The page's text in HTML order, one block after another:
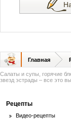
Главная
Салаты и супы, горячие
звезд эстрады – все это
Рецепты
Видео-рецепты